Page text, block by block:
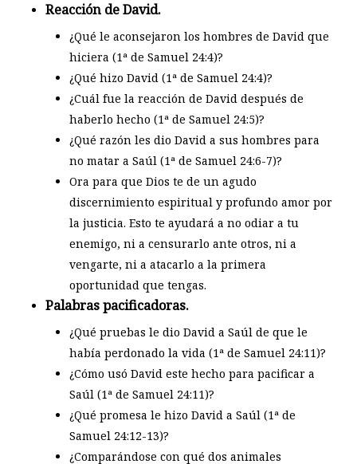
Reacción de David.
¿Qué le aconsejaron los hombres de David que
hiciera (1ª de Samuel 24:4)?
¿Qué hizo David (1ª de Samuel 24:4)?
¿Cuál fue la reacción de David después de
haberlo hecho (1ª de Samuel 24:5)?
¿Qué razón les dio David a sus hombres para
no matar a Saúl (1ª de Samuel 24:6-7)?
Ora para que Dios te de un agudo
discernimiento espiritual y profundo amor por
la justicia. Esto te ayudará a no odiar a tu
enemigo, ni a censurarlo ante otros, ni a
vengarte, ni a atacarlo a la primera
oportunidad que tengas.
Palabras pacificadoras.
¿Qué pruebas le dio David a Saúl de que le
había perdonado la vida (1ª de Samuel 24:11)?
¿Cómo usó David este hecho para pacificar a
Saúl (1ª de Samuel 24:11)?
¿Qué promesa le hizo David a Saúl (1ª de
Samuel 24:12-13)?
¿Comparándose con qué dos animales